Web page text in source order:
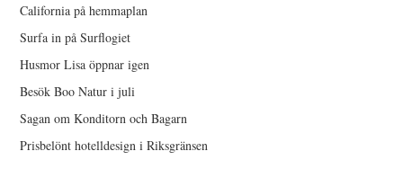
California på hemmaplan
Surfa in på Surflogiet
Husmor Lisa öppnar igen
Besök Boo Natur i juli
Sagan om Konditorn och Bagarn
Prisbelönt hotelldesign i Riksgränsen